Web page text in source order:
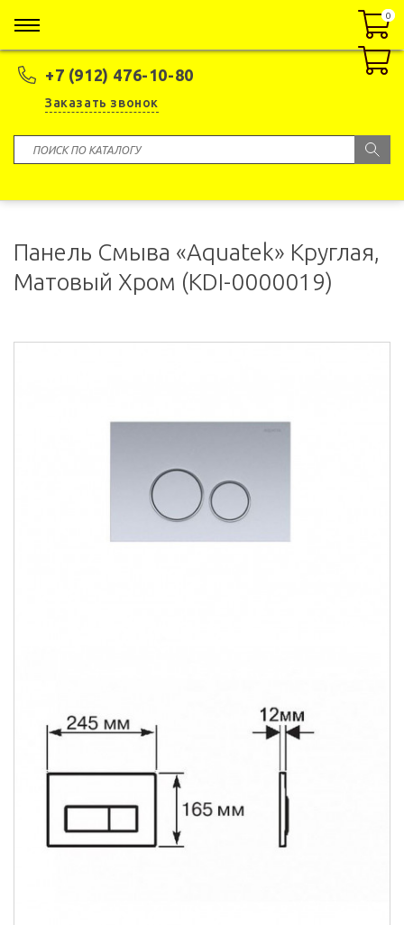
+7 (912) 476-10-80
Заказать звонок
0
0
Панель Смыва «Aquatek» Круглая,
Матовый Хром (KDI-0000019)